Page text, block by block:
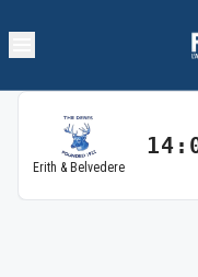
Erith & Belvedere